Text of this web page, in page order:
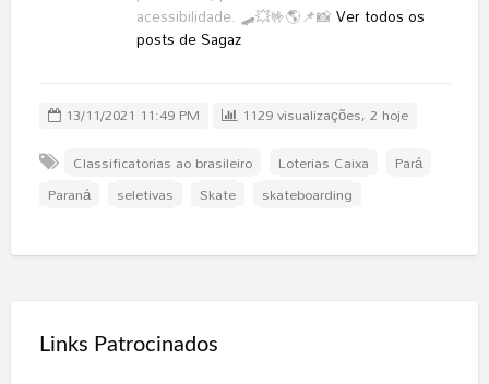
acessibilidade. 🛹💥🤟🌎📌📸Ver todos os
posts de Sagaz
13/11/2021 11:49 PM
1129 visualizações, 2 hoje
Classificatorias ao brasileiro
Loterias Caixa
Pará
Paraná
seletivas Skate skateboarding
Links Patrocinados